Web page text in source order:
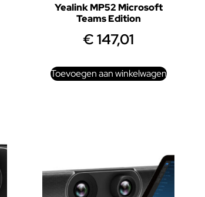
Yealink MP52 Microsoft
Teams Edition
€147,01
Toevoegen aan winkelwagen